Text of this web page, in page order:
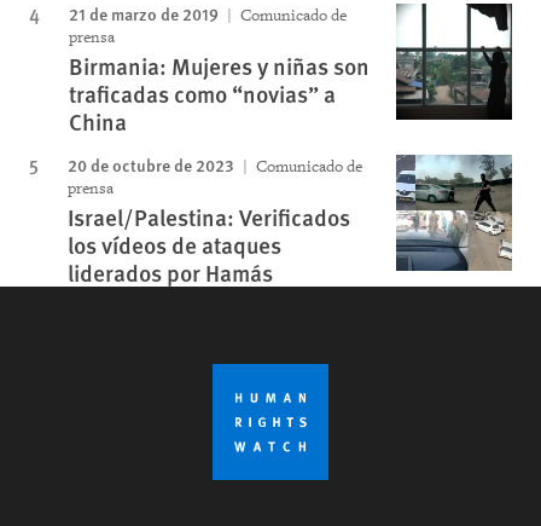
21 de marzo de 2019
Comunicado de
prensa
Birmania: Mujeres y niñas son
traficadas como “novias” a
China
20 de octubre de 2023
Comunicado de
prensa
Israel/Palestina: Verificados
los vídeos de ataques
liderados por Hamás